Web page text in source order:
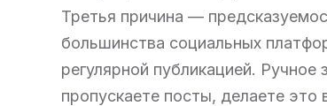
Третья причина —
большинства социальных
регулярной публикацией. Ручное
пропускаете посты, делаете это